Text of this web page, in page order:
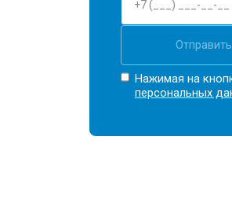
Нажимая на
персональных